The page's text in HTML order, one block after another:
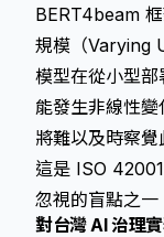
BERT4beam
規模（Varying
模型在從小型
能發生非線性
將難以及時察
這是 ISO
忽視的盲點之一
對台灣 AI 治理